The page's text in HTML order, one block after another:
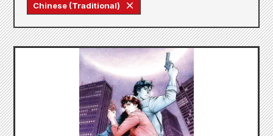
Chinese (Traditional)